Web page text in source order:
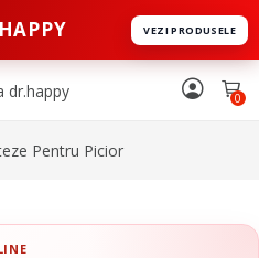
VEZI PRODUSELE
0
Pentru Picior